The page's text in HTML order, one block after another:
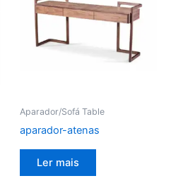
Aparador/Sofá Table
aparador-atenas
Ler mais